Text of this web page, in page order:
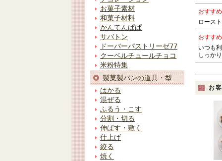
お菓子素材
和菓子材料
かんてんぱぱ
サバトン
ドーバーパストリーゼ77
クーベルチュールチョコ
米粉特集
製菓製パンの道具・型
はかる
混ぜる
ふるう・こす
分割・切る
伸ばす・敷く
仕上げ
絞る
焼く
おすす
ロース
おすす
いつも
しっか
お